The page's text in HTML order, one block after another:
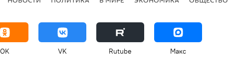
OK VK Rutube Макс